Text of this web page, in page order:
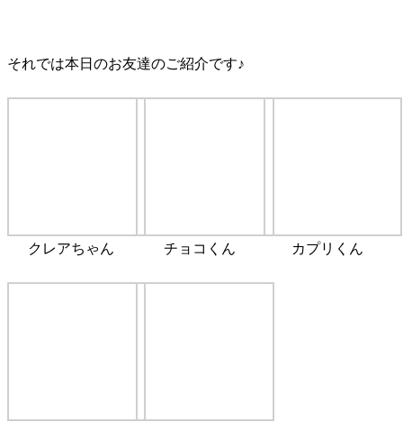
それでは本日のお友達のご紹介です♪
クレアちゃん チョコくん カプリくん